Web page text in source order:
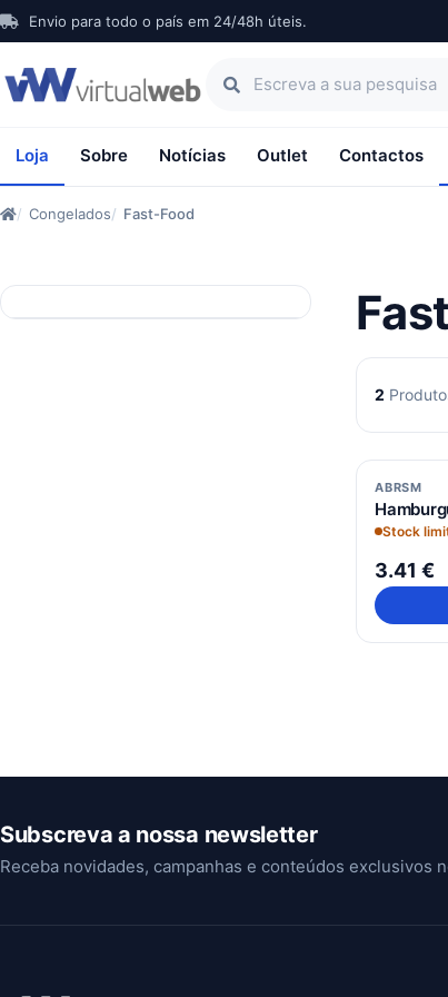
Envio para todo o país em 24/48h úteis.
Loja Sobre Notícias Outlet Contactos
Congelados Fast-Food
2
ABRSM
Stock
3.41 €
Subscreva a nossa newsletter
Receba novidades, campanhas e conteúdos exclusivos